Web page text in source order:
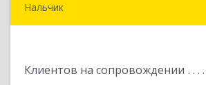
Нальчик
Клиентов на сопровождении